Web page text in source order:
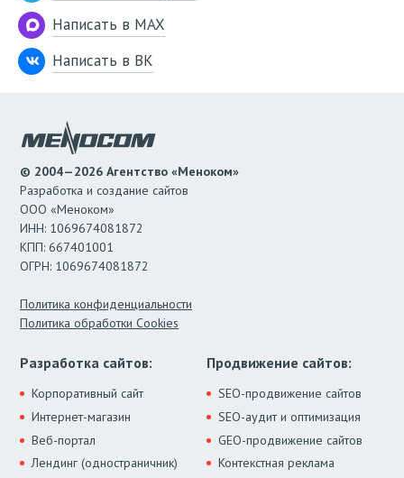
Написать в MAX
Написать в ВК
© 2004—2026 Агентство «Меноком»
Разработка и создание сайтов
ООО «Меноком»
ИНН: 1069674081872
КПП: 667401001
ОГРН: 1069674081872
Политика конфиденциальности
Политика обработки Cookies
Разработка сайтов:
Корпоративный сайт
Интернет-магазин
Веб-портал
Лендинг (одностраничник)
Продвижение сайтов:
SEO-продвижение сайтов
SEO-аудит и оптимизация
GEO-продвижение сайтов
Контекстная реклама